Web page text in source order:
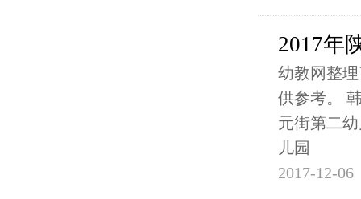
2017年
幼教网整
供参考。
元街第二
儿园
2017-12-06